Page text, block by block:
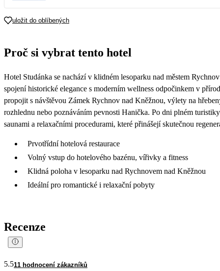
3 690 5 290 3 690 3 690 3 690
24
31
3 690
uložit do oblíbených
Proč si vybrat tento hotel
Hotel Studánka se nachází v klidném lesoparku nad městem
spojení historické elegance s moderním wellness odpočinkem v
propojit s návštěvou Zámek Rychnov nad Kněžnou, výlety na
rozhlednu nebo poznáváním pevnosti Hanička. Po dni plném
saunami a relaxačními procedurami, které přinášejí skutečnou
Prvotřídní hotelová restaurace
Volný vstup do hotelového bazénu, vířivky a fitness
Klidná poloha v lesoparku nad Rychnovem nad Kněžnou
Ideální pro romantické i relaxační pobyty
Recenze
5.511 hodnocení zákazníků